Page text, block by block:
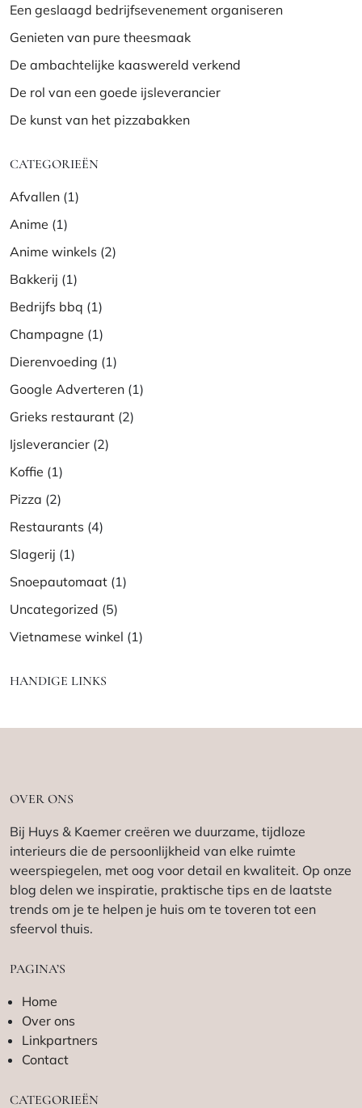
Een geslaagd bedrijfsevenement organiseren
Genieten van pure theesmaak
De ambachtelijke kaaswereld verkend
De rol van een goede ijsleverancier
De kunst van het pizzabakken
CATEGORIEËN
Afvallen (1)
Anime (1)
Anime winkels (2)
Bakkerij (1)
Bedrijfs bbq (1)
Champagne (1)
Dierenvoeding (1)
Google Adverteren (1)
Grieks restaurant (2)
Ijsleverancier (2)
Koffie (1)
Pizza (2)
Restaurants (4)
Slagerij (1)
Snoepautomaat (1)
Uncategorized (5)
Vietnamese winkel (1)
HANDIGE LINKS
OVER ONS
Bij Huys & Kaemer creëren we duurzame, tijdloze
interieurs die de persoonlijkheid van elke ruimte
weerspiegelen, met oog voor detail en kwaliteit. Op onze
blog delen we inspiratie, praktische tips en de laatste
trends om je te helpen je huis om te toveren tot een
sfeervol thuis.
PAGINA’S
Home
Over ons
Linkpartners
Contact
CATEGORIEËN